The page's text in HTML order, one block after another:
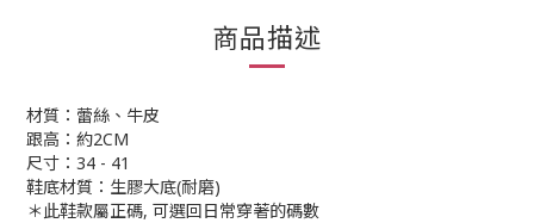
商品描述
材質：蕾絲、牛皮
跟高：約2CM
尺寸：34 - 41
鞋底材質：生膠大底(耐磨)
＊此鞋款屬正碼, 可選回日常穿著的碼數